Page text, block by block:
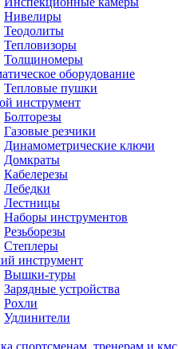
Нивелиры
Теодолиты
Тепловизоры
Толщиномеры
оборудование
Тепловые пушки
инструмент
Болторезы
Газовые резчики
Динамометрические ключи
Домкраты
Кабелерезы
Лебедки
Лестницы
Наборы инструментов
Резьборезы
Степлеры
инструмент
Вышки-туры
Зарядные устройства
Рохли
Удлинители
спортсменам, тренерам и кмс